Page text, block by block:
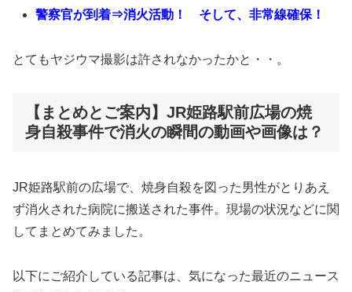
警察官が到着⇒消火活動！ そして、非常線確保！
とてもヤジウマ撮影は許されなかったかと・・。
【まとめとご案内】JR姫路駅前広場の焼
身自殺事件で消火の瞬間の動画や画像は？
JR姫路駅前の広場で、焼身自殺を図った男性がとりあえ
ず消火された病院に搬送された事件。現場の状況などに関
してまとめてみました。
以下にご紹介している記事は、気になった最近のニュース